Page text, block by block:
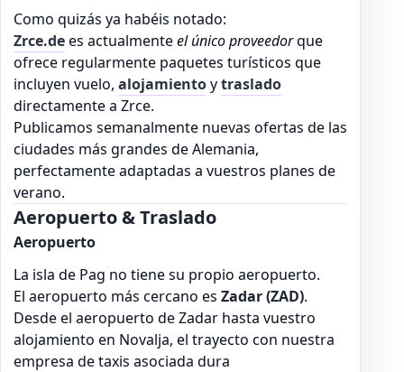
Como quizás ya habéis notado:
Zrce.dees actualmenteel único proveedorque
ofrece regularmente paquetes turísticos que
incluyen vuelo, alojamientoytraslado
directamente a Zrce.
Publicamos semanalmente nuevas ofertas de las
ciudades más grandes de Alemania,
perfectamente adaptadas a vuestros planes de
verano.
Aeropuerto & Traslado
Aeropuerto
La isla de Pag no tiene su propio aeropuerto.
El aeropuerto más cercano es Zadar (ZAD).
Desde el aeropuerto de Zadar hasta vuestro
alojamiento en Novalja, el trayecto con nuestra
empresa de taxis asociada dura